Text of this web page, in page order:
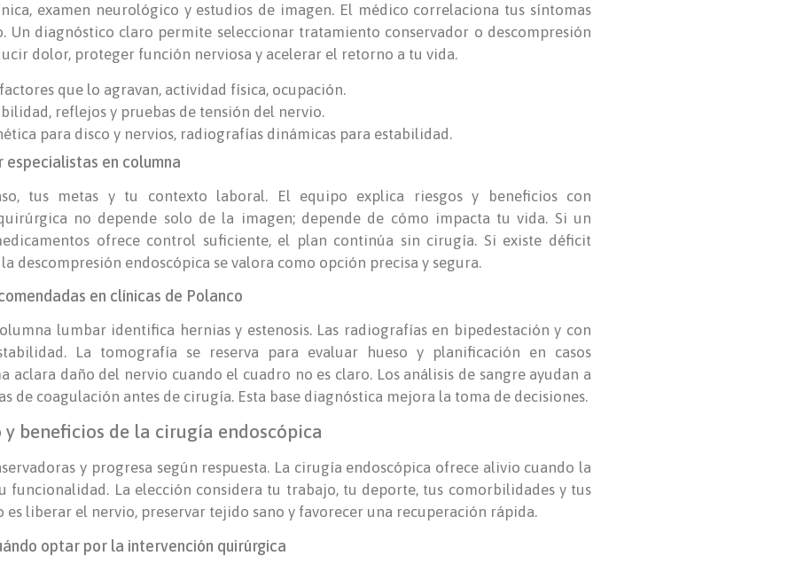
examen neurológico y estudios de imagen. El médico correlaciona tus síntomas
Un diagnóstico claro permite seleccionar tratamiento conservador o descompresión
dolor, proteger función nerviosa y acelerar el retorno a tu vida.
que lo agravan, actividad física, ocupación.
reflejos y pruebas de tensión del nervio.
para disco y nervios, radiografías dinámicas para estabilidad.
especialistas en columna
tus metas y tu contexto laboral. El equipo explica riesgos y beneficios con
no depende solo de la imagen; depende de cómo impacta tu vida. Si un
ofrece control suficiente, el plan continúa sin cirugía. Si existe déficit
descompresión endoscópica se valora como opción precisa y segura.
en clínicas de Polanco
lumbar identifica hernias y estenosis. Las radiografías en bipedestación y con
La tomografía se reserva para evaluar hueso y planificación en casos
aclara daño del nervio cuando el cuadro no es claro. Los análisis de sangre ayudan a
de coagulación antes de cirugía. Esta base diagnóstica mejora la toma de decisiones.
beneficios de la cirugía endoscópica
y progresa según respuesta. La cirugía endoscópica ofrece alivio cuando la
funcionalidad. La elección considera tu trabajo, tu deporte, tus comorbilidades y tus
es liberar el nervio, preservar tejido sano y favorecer una recuperación rápida.
optar por la intervención quirúrgica